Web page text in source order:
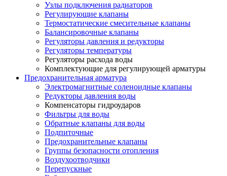
Узлы подключения радиаторов
Регулирующие клапаны
Термостатические смесительные клапаны
Балансировочные клапаны
Регуляторы давления и редукторы
Регуляторы температуры
Регуляторы расхода воды
Комплектующие для регулирующей арматуры
Предохранительная арматура
Электромагнитные соленоидные клапаны
Редукторы давления воды
Компенсаторы гидроударов
Фильтры для воды
Обратные клапаны для воды
Подпиточные
Предохранительные клапаны
Группы безопасности отопления
Воздухоотводчики
Перепускные